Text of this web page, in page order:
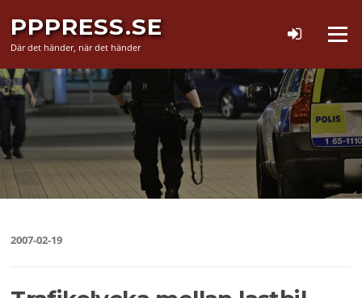
innehåll
PPPRESS.SE
Där det händer, när det händer
Meny
2007-02-19